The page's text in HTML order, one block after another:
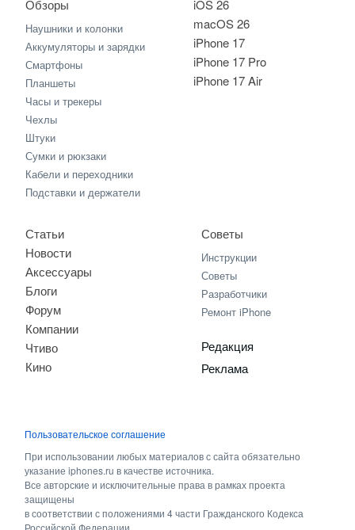
iOS 26
macOS 26
iPhone 17
iPhone 17 Pro
iPhone 17 Air
Обзоры
Наушники и колонки
Аккумуляторы и зарядки
Смартфоны
Планшеты
Часы и трекеры
Чехлы
Штуки
Сумки и рюкзаки
Кабели и переходники
Подставки и держатели
Статьи
Новости
Аксессуары
Блоги
Форум
Компании
Чтиво
Кино
Советы
Инструкции
Советы
Разработчики
Ремонт iPhone
Редакция
Реклама
Пользовательское соглашение
При использовании любых материалов с сайта обязательно
указание iphones.ru в качестве источника.
Все авторские и исключительные права в рамках проекта
защищены
в соответствии с положениями 4 части Гражданского Кодекса
Российской Федерации.